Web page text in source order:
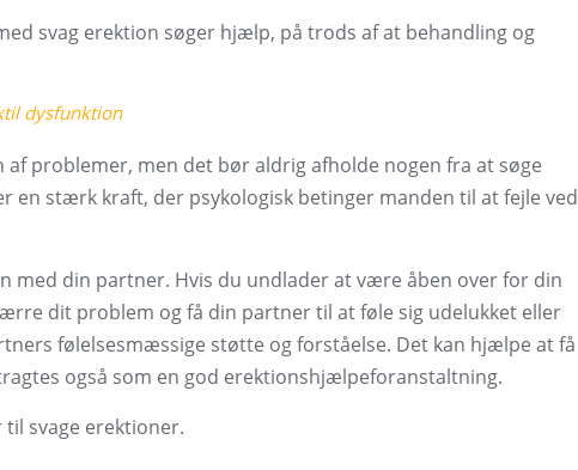
svag erektion søger hjælp, på trods af at behandling og
dysfunktion
​​problemer, men det bør aldrig afholde nogen fra at søge
en stærk kraft, der psykologisk betinger manden til at fejle ved
med din partner. Hvis du undlader at være åben over for din
dit problem og få din partner til at føle sig udelukket eller
følelsesmæssige støtte og forståelse. Det kan hjælpe at få
også som en god erektionshjælpeforanstaltning.
til svage erektioner.